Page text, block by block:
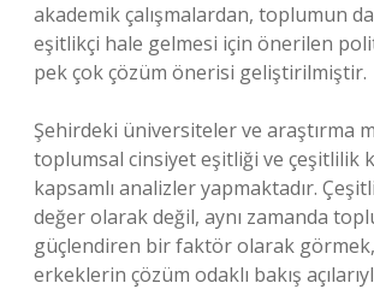
akademik çalışmalardan, toplumun
eşitlikçi hale gelmesi için önerilen
pek çok çözüm önerisi geliştirilmiştir.
Şehirdeki üniversiteler ve araştırma
toplumsal cinsiyet eşitliği ve çeşitlilik
kapsamlı analizler yapmaktadır.
değer olarak değil, aynı zamanda
güçlendiren bir faktör olarak görmek,
erkeklerin çözüm odaklı bakış